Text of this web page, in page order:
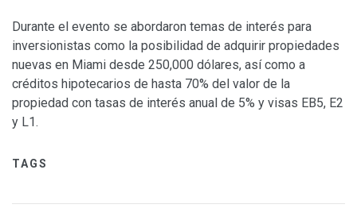
Durante el evento se abordaron temas de interés para
inversionistas como la posibilidad de adquirir propiedades
nuevas en Miami desde 250,000 dólares, así como a
créditos hipotecarios de hasta 70% del valor de la
propiedad con tasas de interés anual de 5% y visas EB5, E2
y L1.
TAGS